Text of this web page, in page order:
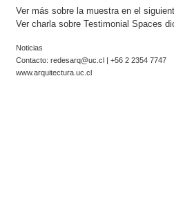
Ver más sobre la muestra en el
Ver charla sobre Testimonial Spaces
Noticias
Contacto: redesarq@uc.cl | +56 2 2354 7747
www.arquitectura.uc.cl